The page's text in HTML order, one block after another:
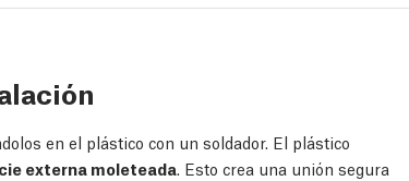
en el plástico con un soldador. El plástico
externa moleteada. Esto crea una unión segura